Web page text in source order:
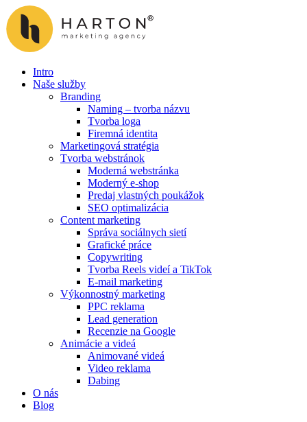
Preskočiť
na
obsah
Intro
Naše služby
Branding
Naming – tvorba názvu
Tvorba loga
Firemná identita
Marketingová stratégia
Tvorba webstránok
Moderná webstránka
Moderný e-shop
Predaj vlastných poukážok
SEO optimalizácia
Content marketing
Správa sociálnych sietí
Grafické práce
Copywriting
Tvorba Reels videí a TikTok
E-mail marketing
Výkonnostný marketing
PPC reklama
Lead generation
Recenzie na Google
Animácie a videá
Animované videá
Video reklama
Dabing
O nás
Blog